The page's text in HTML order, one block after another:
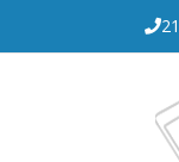
content